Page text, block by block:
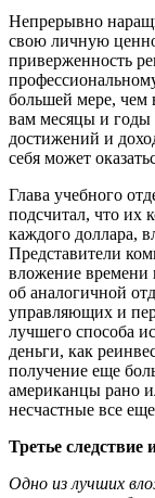
Непрерывно
свою личную
приверженность
большей мере, чем
вам месяцы и годы
достижений и
себя может
Глава учебного
подсчитал, что их
каждого доллара,
Представители
вложение времени
об аналогичной
управляющих и
лучшего способа
деньги, как
получение еще
американцы рано
несчастные все
Третье следствие
Одно из лучших